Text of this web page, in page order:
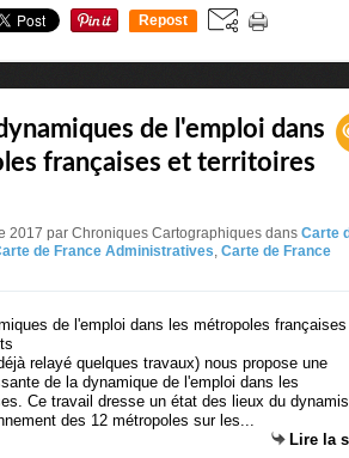
Repost
de l'emploi dans
françaises et territoires
2017 par Chroniques Cartographiques dans Carte
de France Administratives, Carte de France
relayé quelques travaux) nous propose une
de la dynamique de l'emploi dans les
Ce travail dresse un état des lieux du
des 12 métropoles sur les...
Lire la